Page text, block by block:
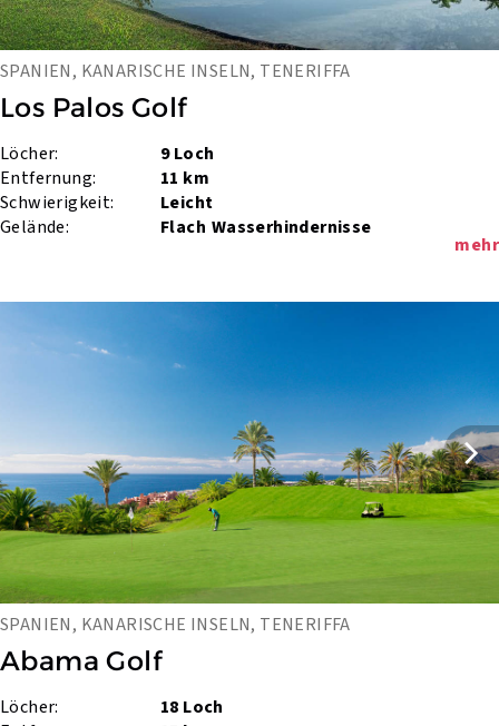
SPANIEN, KANARISCHE INSELN, TENERIFFA
Los Palos Golf
Löcher:
9 Loch
Entfernung:
11 km
Schwierigkeit:
Leicht
Gelände:
Flach Wasserhindernisse
mehr
SPANIEN, KANARISCHE INSELN, TENERIFFA
Abama Golf
Löcher:
18 Loch